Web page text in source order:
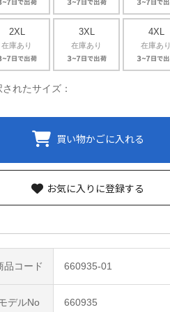
2XL
在庫あり
3XL
在庫あり
4XL
在庫あり
れたサイズ：
買い物かごに入れる
品コード 660935-01
デルNo 660935
お気に入りに登録する